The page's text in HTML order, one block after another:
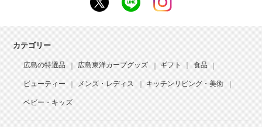
カテゴリー
広島の特選品 広島東洋カープグッズ ギフト 食品
ビューティー メンズ・レディス キッチンリビング・美術
ベビー・キッズ